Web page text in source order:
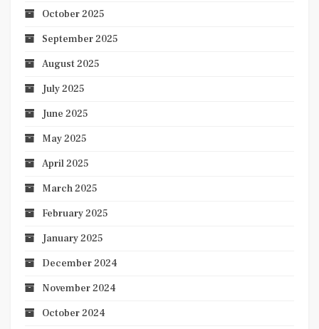
October 2025
September 2025
August 2025
July 2025
June 2025
May 2025
April 2025
March 2025
February 2025
January 2025
December 2024
November 2024
October 2024